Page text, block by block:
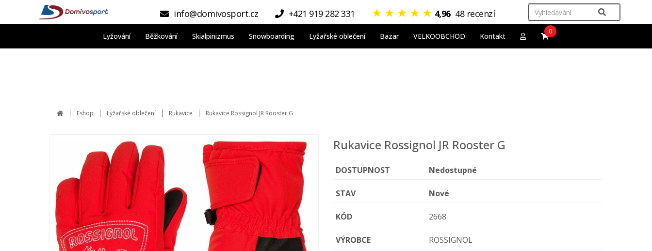
info@domivosport.cz +421 919 282 331 ★ ★ ★ ★ ★ 4,96 48 recenzí
Lyžování Běžkování Skialpinizmus Snowboarding Lyžařské oblečení Bazar VELKOOBCHOD Kontakt
0
Eshop Lyžařské oblečení Rukavice Rukavice Rossignol JR Rooster G
Rukavice Rossignol JR Rooster G
DOSTUPNOST Nedostupné
STAV Nové
KÓD 2668
VÝROBCE ROSSIGNOL